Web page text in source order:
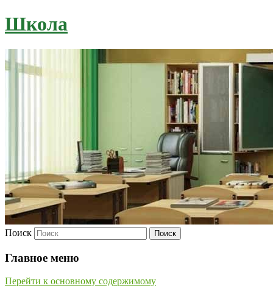
Школа
Поиск
Главное меню
Перейти к основному содержимому